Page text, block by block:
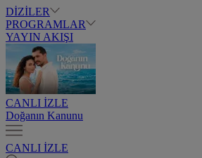
DİZİLER
PROGRAMLAR
YAYIN AKIŞI
CANLI İZLE
Doğanın Kanunu
CANLI İZLE